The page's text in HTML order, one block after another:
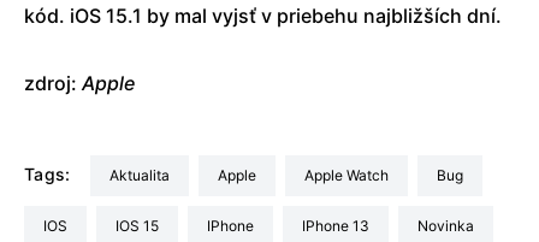
kód. iOS 15.1 by mal vyjsť v priebehu najbližších dní.
zdroj: Apple
Tags: aktualita Apple Apple Watch Bug
iOS iOS 15 iPhone iPhone 13 Novinka